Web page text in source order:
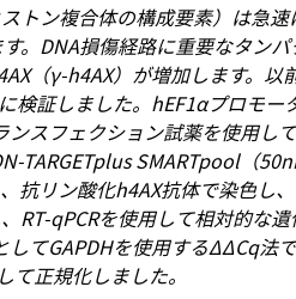
ン複合体の構成要素）は急速
。DNA損傷経路に重要なタン
（γ-h4AX）が増加します。以
検証しました。hEF1αプロモー
スフェクション試薬を使用して
TARGETplus SMARTpool（
抗リン酸化h4AX抗体で染色し
RT-qPCRを使用して相対的な
てGAPDHを使用するΔΔCq法
正規化しました。